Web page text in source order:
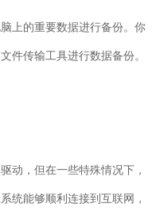
上的重要数据进行备份。你
件传输工具进行数据备份。
动，但在一些特殊情况下，
统能够顺利连接到互联网，